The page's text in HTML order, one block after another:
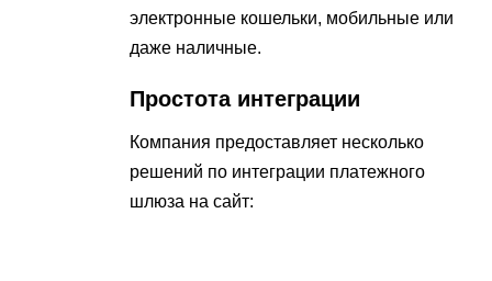
электронные кошельки, мобильные или
даже наличные.
Простота интеграции
Компания предоставляет несколько
решений по интеграции платежного
шлюза на сайт: